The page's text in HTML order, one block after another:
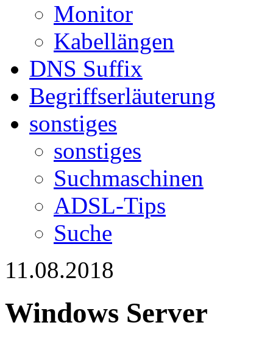
Monitor
Kabellängen
DNS Suffix
Begriffserläuterung
sonstiges
sonstiges
Suchmaschinen
ADSL-Tips
Suche
11.08.2018
Windows Server